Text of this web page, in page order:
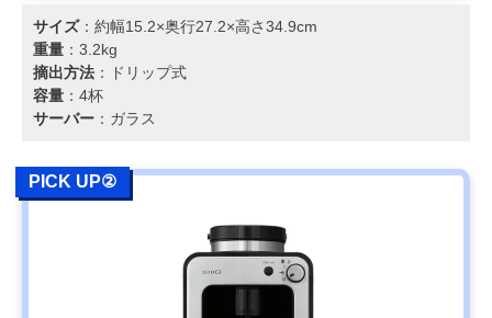
サイズ：約幅15.2×奥行27.2×高さ34.9cm
重量 ：3.2kg
摘出方法 ：ドリップ式
容量 ：4杯
サーバー ：ガラス
PICK UP②